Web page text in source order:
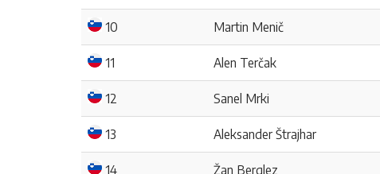
10 Martin Menič
11 Alen Terčak
12 Sanel Mrki
13 Aleksander Štrajhar
14 Žan Berglez